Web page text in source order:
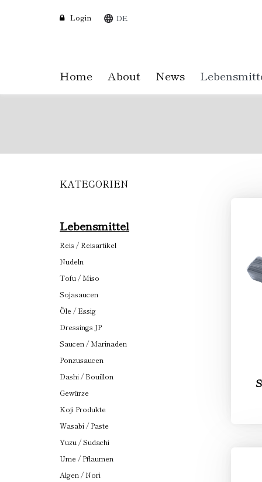
DE
Login
Home About News
KATEGORIEN
Lebensmittel
Reis / Reisartikel
Nudeln
Tofu / Miso
Sojasaucen
Öle / Essig
Dressings JP
Saucen / Marinaden
Ponzusaucen
Dashi / Bouillon
Gewürze
Koji Produkte
Wasabi / Paste
Yuzu / Sudachi
Ume / Pflaumen
Algen / Nori